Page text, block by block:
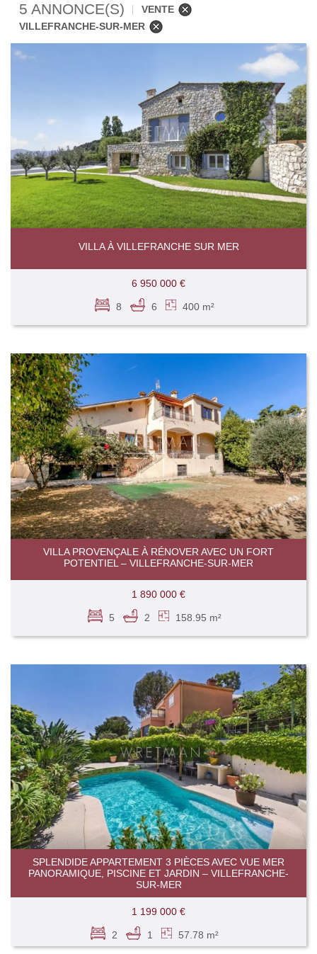
5 ANNONCE(S)
VENTE
VILLEFRANCHE-SUR-MER
VILLA À VILLEFRANCHE SUR MER
6 950 000 €
8 6 400 m²
VILLA PROVENÇALE À RÉNOVER AVEC UN FORT
POTENTIEL – VILLEFRANCHE-SUR-MER
1 890 000 €
5 2 158.95 m²
SPLENDIDE APPARTEMENT 3 PIÈCES AVEC VUE MER
PANORAMIQUE, PISCINE ET JARDIN – VILLEFRANCHE-
SUR-MER
1 199 000 €
2 1 57.78 m²